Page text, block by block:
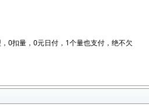
0扣量，0元日付，1个量也支付，绝不欠